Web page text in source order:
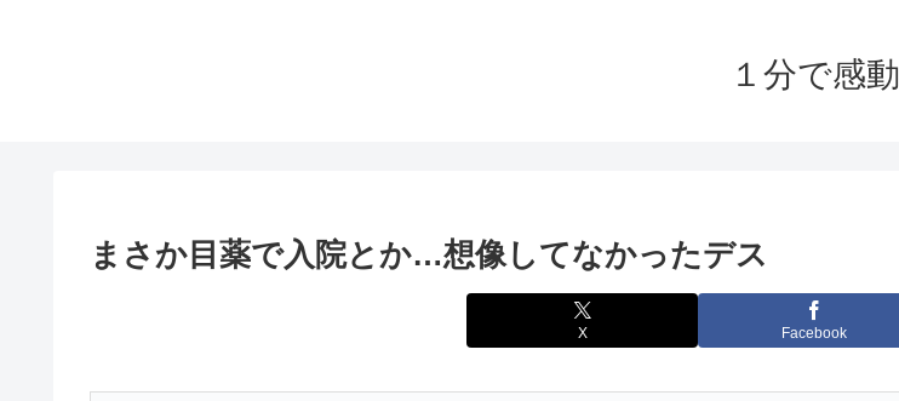
１分で感動
まさか目薬で入院とか…想像してなかったデス
X Facebook